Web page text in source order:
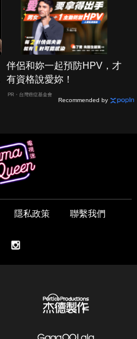
伴侶和妳一起預防HPV，才
有資格說愛妳！
PR・台灣癌症基金會
Recommended by
隱私政策 聯繫我們